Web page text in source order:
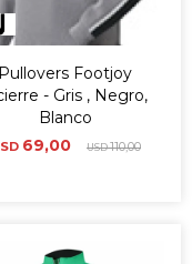
Pullovers Footjoy
- Gris , Negro,
Blanco
69,00 USD110,00